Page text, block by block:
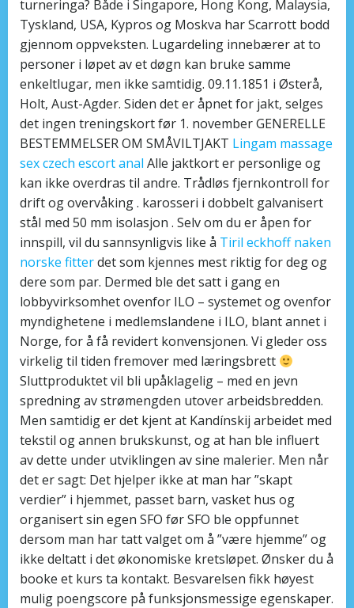
turneringa? Både i Singapore, Hong Kong, Malaysia,
Tyskland, USA, Kypros og Moskva har Scarrott bodd
gjennom oppveksten. Lugardeling innebærer at to
personer i løpet av et døgn kan bruke samme
enkeltlugar, men ikke samtidig. 09.11.1851 i Østerå,
Holt, Aust-Agder. Siden det er åpnet for jakt, selges
det ingen treningskort før 1. november GENERELLE
BESTEMMELSER OM SMÅVILTJAKT Lingam massage
sex czech escort anal Alle jaktkort er personlige og
kan ikke overdras til andre. Trådløs fjernkontroll for
drift og overvåking . karosseri i dobbelt galvanisert
stål med 50 mm isolasjon . Selv om du er åpen for
innspill, vil du sannsynligvis like å Tiril eckhoff naken
norske fitterdet som kjennes mest riktig for deg og
dere som par. Dermed ble det satt i gang en
lobbyvirksomhet ovenfor ILO – systemet og ovenfor
myndighetene i medlemslandene i ILO, blant annet i
Norge, for å få revidert konvensjonen. Vi gleder oss
virkelig til tiden fremover med læringsbrett
Sluttproduktet vil bli upåklagelig – med en jevn
spredning av strømengden utover arbeidsbredden.
Men samtidig er det kjent at Kandínskij arbeidet med
tekstil og annen brukskunst, og at han ble influert
av dette under utviklingen av sine malerier. Men når
det er sagt: Det hjelper ikke at man har ”skapt
verdier” i hjemmet, passet barn, vasket hus og
organisert sin egen SFO før SFO ble oppfunnet
dersom man har tatt valget om å ”være hjemme” og
ikke deltatt i det økonomiske kretsløpet. Ønsker du å
booke et kurs ta kontakt. Besvarelsen fikk høyest
mulig poengscore på funksjonsmessige egenskaper.